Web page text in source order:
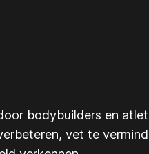
bodybuilders en
vet te